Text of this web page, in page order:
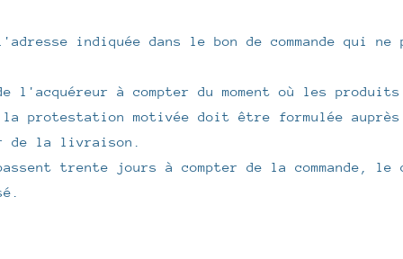
indiquée dans le bon de commande qui ne
l'acquéreur à compter du moment où les
la protestation motivée doit être formulée
de la livraison.
trente jours à compter de la commande,